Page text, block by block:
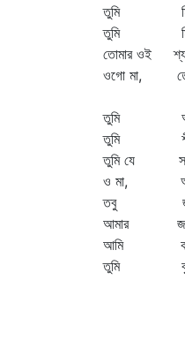
তুমি মিশেছ
তুমি মিলেছ
তোমার ওই
ওগো মা,
তোমার
তুমি অন্ন
তুমি শীতল
তুমি যে সকল-
ও মা, অনেক
তবু জানি নে-
আমার জনম
আমি কাটানু
তুমি বৃথা